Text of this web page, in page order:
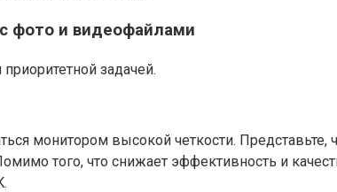
фото и видеофайлами
задачей.
монитором высокой четкости.
того, что снижает эффективность и